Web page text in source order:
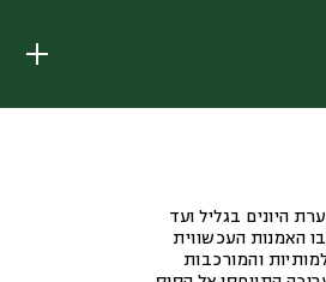
היונים בגליל ועד
האמנות העכשווית
והמורכבות